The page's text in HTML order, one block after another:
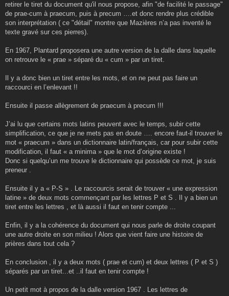
retirer le tiret du document qu'il nous propose, afin "de facilité le passage"
de prae-cum à praecum, puis à precum ….et donc rendre plus crédible
son interprétation ( ce "détail" montre que Mazières n’a pas inventé le
texte gravé sur ces pierres).
En 1967, Plantard proposera une autre version de la dalle dans laquelle
on retrouve le « prae » séparé du « cum » par un tiret.
Il y a donc bien un tiret entre les mots, et on ne peut pas faire un
raccourci en l’enlevant !!
Ensuite il passe allègrement de praecum à precum !!!
J’ai lu que certains mots latins peuvent avec le temps, subir cette
simplification, ce que je ne mets pas en doute …. encore faut-il trouver le
mot « praecum » dans un dictionnaire latin/français, car pour subir cette
modification, il faut « a minima » que le mot d’origine existe !
Donc si quelqu’un me trouve le dictionnaire qui possède ce mot, je suis
preneur .
Ensuite il y a « P-S » . Le raccourcis serait de trouver « une expression
latine » de deux mots commençant par les lettres P et S . Il y a bien un
tiret entre les lettres , et là aussi il faut en tenir compte ...
Enfin, il y a la cohérence du document qui nous parle de droite coupant
une autre droite en son milieu ! Alors que vient faire une histoire de
prières dans tout cela ?
En conclusion , il y a deux mots ( prae et cum) et deux lettres ( P et S )
séparés par un tiret...et ..il faut en tenir compte !
Un petit mot à propos de la dalle version 1967 . Les lettres de